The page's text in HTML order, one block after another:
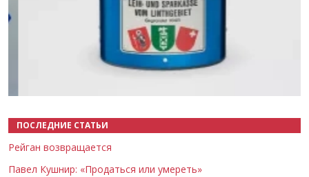
ПОСЛЕДНИЕ СТАТЬИ
Рейган возвращается
Павел Кушнир: «Продаться или умереть»